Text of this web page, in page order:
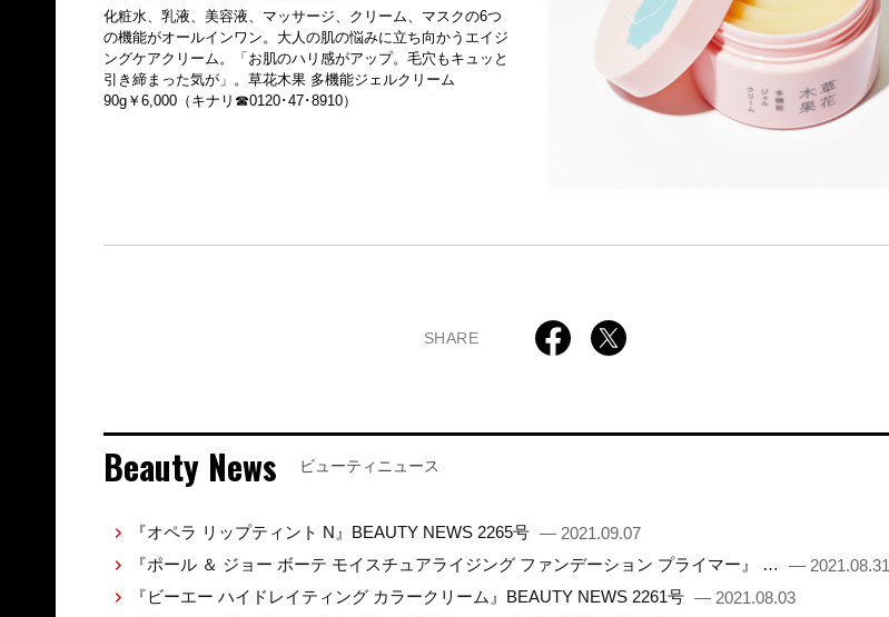
化粧水、乳液、美容液、マッサージ、クリーム、マスクの6つ
の機能がオールインワン。大人の肌の悩みに立ち向かうエイジ
ングケアクリーム。「お肌のハリ感がアップ。毛穴もキュッと
引き締まった気が」。草花木果 多機能ジェルクリーム
90g￥6,000（キナリ☎0120･47･8910）
SHARE
Beauty News ビューティニュース
『オペラ リップティント N』BEAUTY NEWS 2265号 — 2021.09.07
『ポール ＆ ジョー ボーテ モイスチュアライジング ファンデーション プライマー』 …
— 2021.08.31
『ビーエー ハイドレイティング カラークリーム』BEAUTY NEWS 2261号 — 2021.08.03